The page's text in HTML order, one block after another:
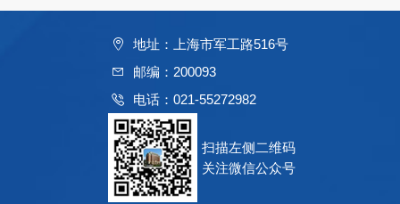
地址：上海市军工路516号
邮编：200093
电话：021-55272982
扫描左侧二维码
关注微信公众号